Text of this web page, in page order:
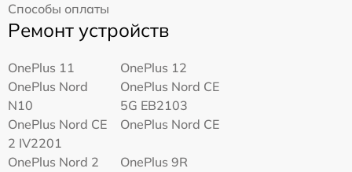
Способы оплаты
Ремонт устройств
OnePlus 11
OnePlus 12
OnePlus Nord
N10
OnePlus Nord CE
5G EB2103
OnePlus Nord CE
2 IV2201
OnePlus Nord CE
OnePlus Nord 2
OnePlus 9R